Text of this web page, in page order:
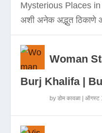
Mysterious Places in
अशी अनेक अद्भुत ठिकाणे
Woman
Burj Khalifa |
byडोम कावळा |ऑगस्ट